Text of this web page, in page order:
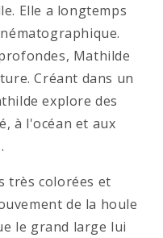
Elle a longtemps
Mathilde
Créant dans un
explore des
à l'océan et aux
très colorées et
de la houle
le grand large lui